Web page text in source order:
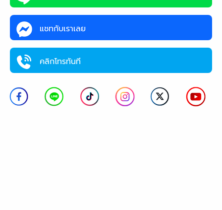
แชทกับเราเลย
คลิกโทรทันที